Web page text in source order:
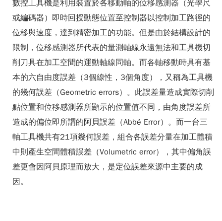
數控工具機是利用裝置於各移動軸的位移感測器（光學尺
或編碼器）即時回授動態位置至控制器以控制加工路徑的
位移與速度，達到精密加工的功能。但是由於結構設計的
限制，位移感測器所代表的量測軸線永遠無法和工具機切
削刀具在加工空間的運動軸線同軸。而各軸移動時具有基
本的六自由度誤差（3個線性，3個角度），又稱為工具機
的幾何誤差（Geometric errors）。此誤差量造成實際切削
點位置和位移感測器所顯示的位置值不同，由角度誤差所
造成的偏位即所謂的阿貝誤差（Abbé Error）。而一台三
軸工具機共有21項幾何誤差，組合各誤差分量在加工體積
中則產生空間體積誤差（Volumetric error），其中偏角誤
差更會因阿貝原理而放大，是定位誤差來源中主要的成
因。